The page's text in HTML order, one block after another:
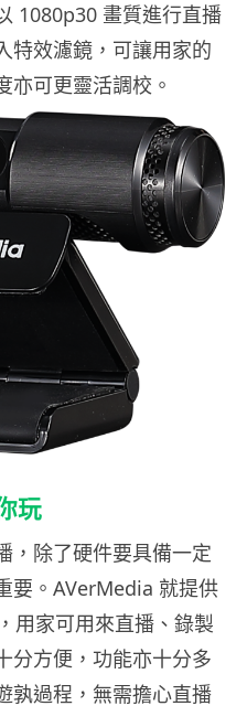
1080p30 畫質進行直播
特效濾鏡，可讓用家的
亦可更靈活調校。
玩
，除了硬件要具備一定
要。AVerMedia 就提供
用家可用來直播、錄製
分方便，功能亦十分多
孰過程，無需擔心直播